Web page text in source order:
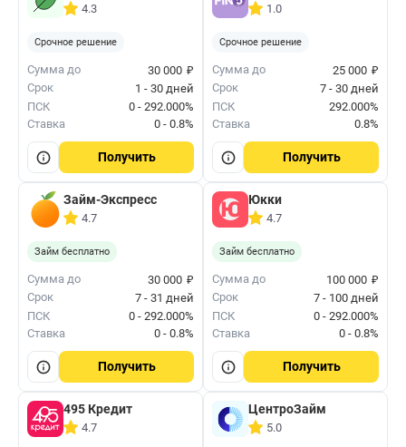
4.3
Срочное решение
Сумма до 30 000 ₽
Срок
1 - 30 дней
ПСК
0 - 292.000%
Ставка
0 - 0.8%
Получить
1.0
Срочное решение
Сумма до 25 000 ₽
Срок
7 - 30 дней
ПСК
292.000%
Ставка
0.8%
Получить
Займ-Экспресс
4.7
Займ бесплатно
Сумма до 30 000 ₽
Срок
7 - 31 дней
ПСК
0 - 292.000%
Ставка
0 - 0.8%
Получить
Юкки
4.7
Займ бесплатно
Сумма до 100 000 ₽
Срок
7 - 100 дней
ПСК
0 - 292.000%
Ставка
0 - 0.8%
Получить
495 Кредит
4.7
ЦентроЗайм
5.0